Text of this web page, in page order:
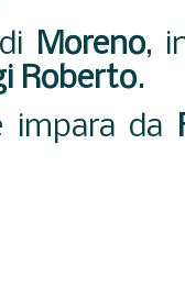
Moreno,
Roberto.
da